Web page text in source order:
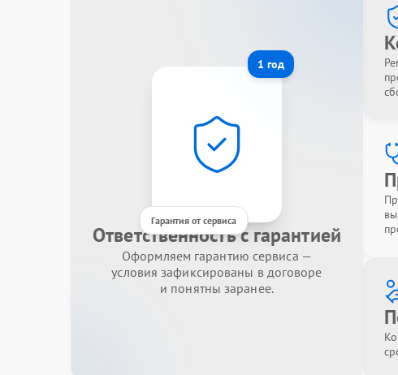
1 год
Гарантия от сервиса
Ответственность с гарантией
Оформляем гарантию сервиса —
условия зафиксированы в договоре
и понятны заранее.